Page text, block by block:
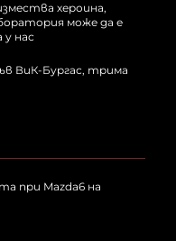
хероина,
може да е
нас
ВиК-Бургас, трима
при Mazda6 на